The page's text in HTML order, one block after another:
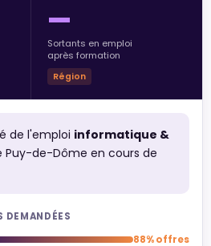
—
Sortants en emploi
après formation
Région
de l'emploi informatique &
Puy-de-Dôme en cours de
DEMANDÉES
88% offres